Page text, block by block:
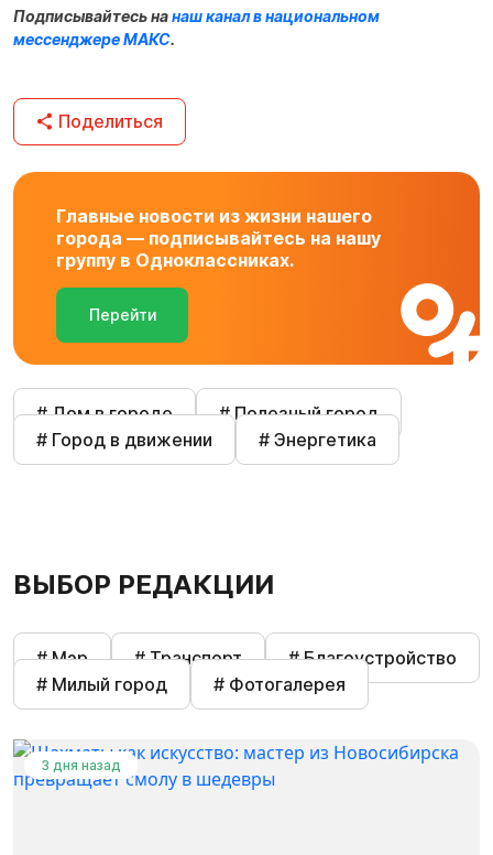
Подписывайтесь нанаш канал в национальном
мессенджере МАКС.
Поделиться
Главные новости из жизни нашего
города — подписывайтесь на нашу
группу в Одноклассниках.
Перейти
# Дом в городе
# Полезный город
# Город в движении
# Энергетика
ВЫБОР РЕДАКЦИИ
# Мэр # Транспорт
# Благоустройство
# Милый город
# Фотогалерея
3 дня назад